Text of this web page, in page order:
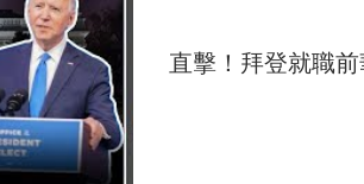
直擊！拜登就職